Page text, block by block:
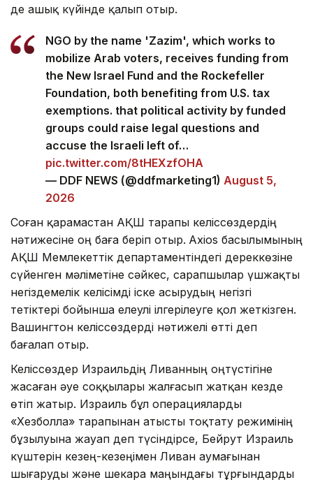
де ашық күйінде қалып отыр.
NGO by the name 'Zazim', which works to
mobilize Arab voters, receives funding from
the New Israel Fund and the Rockefeller
Foundation, both benefiting from U.S. tax
exemptions. that political activity by funded
groups could raise legal questions and
accuse the Israeli left of…
pic.twitter.com/8tHEXzfOHA
— DDF NEWS (@ddfmarketing1) August 5,
2026
Соған қарамастан АҚШ тарапы келіссөздердің
нәтижесіне оң баға беріп отыр.
Axios басылымының
АҚШ Мемлекеттік департаментіндегі дереккөзіне
сүйенген мәліметіне сәйкес, сарапшылар үшжақты
негіздемелік келісімді іске асырудың негізгі
тетіктері бойынша елеулі ілгерілеуге қол жеткізген.
Вашингтон келіссөздерді нәтижелі өтті деп
бағалап отыр.
Келіссөздер Израильдің Ливанның оңтүстігіне
жасаған әуе соққылары жалғасып жатқан кезде
өтіп жатыр. Израиль бұл операцияларды
«Хезболла» тарапынан атысты тоқтату режимінің
бұзылуына жауап деп түсіндірсе, Бейрут Израиль
күштерін кезең-кезеңімен Ливан аумағынан
шығаруды және шекара маңындағы тұрғындарды